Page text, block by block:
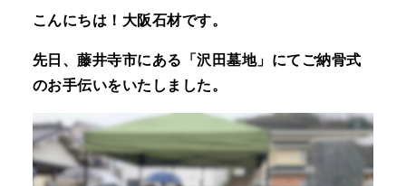
こんにちは！大阪石材です。
先日、藤井寺市にある「沢田墓地」にてご納骨式
のお手伝いをいたしました。